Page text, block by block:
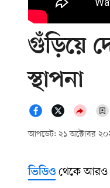
গুঁড়িয়ে
স্থাপনা
আপডেট: ২১ অক্টোবর
ভিডিও থেকে আরও